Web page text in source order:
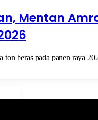
Mentan
ton beras pada panen raya